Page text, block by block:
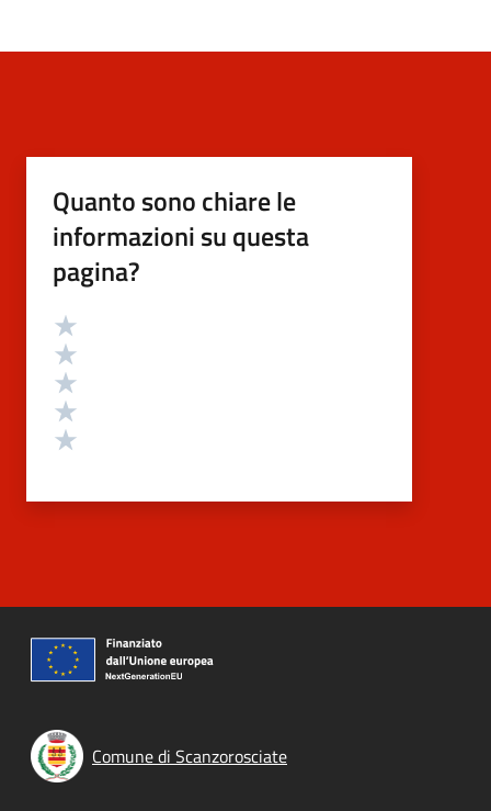
Quanto sono chiare le
informazioni su questa
pagina?
Valutazione
Comune di Scanzorosciate